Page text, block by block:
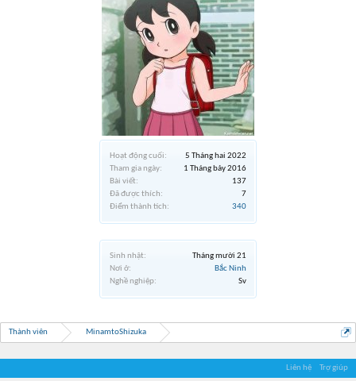
Hoạt động cuối:
5 Tháng hai 2022
Tham gia ngày:
1 Tháng bảy 2016
Bài viết:
137
Đã được thích:
7
Điểm thành tích:
340
Sinh nhật:
Tháng mười 21
Nơi ở:
Bắc Ninh
Nghề nghiệp:
Sv
Thành viên MinamtoShizuka
Liên hệ Trợ giúp